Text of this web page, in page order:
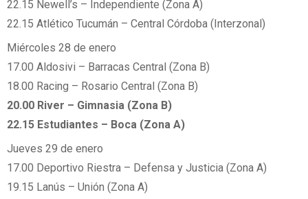
22.15 Newell’s – Independiente (Zona A)
22.15 Atlético Tucumán – Central Córdoba (Interzonal)
Miércoles 28 de enero
17.00 Aldosivi – Barracas Central (Zona B)
18.00 Racing – Rosario Central (Zona B)
20.00 River – Gimnasia (Zona B)
22.15 Estudiantes – Boca (Zona A)
Jueves 29 de enero
17.00 Deportivo Riestra – Defensa y Justicia (Zona A)
19.15 Lanús – Unión (Zona A)